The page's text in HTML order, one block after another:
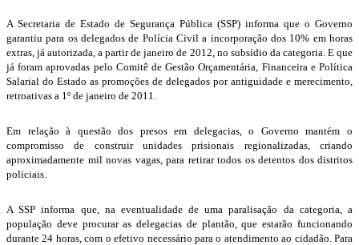
A Secretaria de Estado de Segurança Pública (SSP) informa que o Governo
garantiu para os delegados de Polícia Civil a incorporação dos 10% em horas
extras, já autorizada, a partir de janeiro de 2012, no subsídio da categoria. E que
já foram aprovadas pelo Comitê de Gestão Orçamentária, Financeira e Política
Salarial do Estado as promoções de delegados por antiguidade e merecimento,
retroativas a 1º de janeiro de 2011.
Em relação à questão dos presos em delegacias, o Governo mantém o
compromisso de construir unidades prisionais regionalizadas, criando
aproximadamente mil novas vagas, para retirar todos os detentos dos distritos
policiais.
A SSP informa que, na eventualidade de uma paralisação da categoria, a
população deve procurar as delegacias de plantão, que estarão funcionando
durante 24 horas, com o efetivo necessário para o atendimento ao cidadão. Para